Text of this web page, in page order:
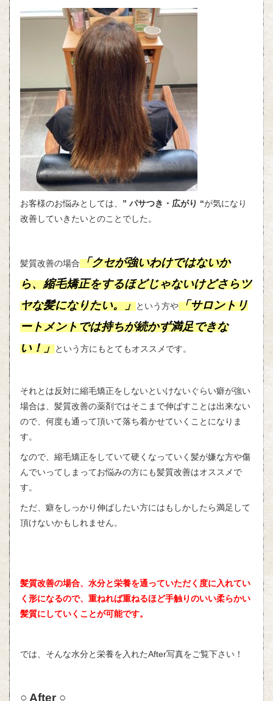
お客様のお悩みとしては、 ” パサつき・広がり “が気になり
改善していきたいとのことでした。
髪質改善の場合「クセが強いわけではないか
ら、縮毛矯正をするほどじゃないけどさらツ
ヤな髪になりたい。」という方や「サロントリ
ートメントでは持ちが続かず満足できな
い！」という方にもとてもオススメです。
それとは反対に縮毛矯正をしないといけないぐらい癖が強い
場合は、髪質改善の薬剤ではそこまで伸ばすことは出来ない
ので、何度も通って頂いて落ち着かせていくことになりま
す。
なので、縮毛矯正をしていて硬くなっていく髪が嫌な方や傷
んでいってしまってお悩みの方にも髪質改善はオススメで
す。
ただ、癖をしっかり伸ばしたい方にはもしかしたら満足して
頂けないかもしれません。
髪質改善の場合、水分と栄養を通っていただく度に入れてい
く形になるので、重ねれば重ねるほど手触りのいい柔らかい
髪質にしていくことが可能です。
では、そんな水分と栄養を入れたAfter写真をご覧下さい！
○ After ○